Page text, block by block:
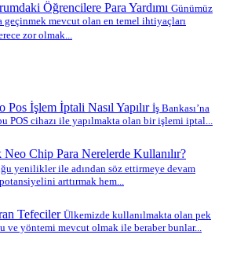
Öğrencilere Para Yardımı Günümüz
geçinmek mevcut olan en temel ihtiyaçları
zor olmak...
Pos İşlem İptali Nasıl Yapılır İş Bankası’na
POS cihazı ile yapılmakta olan bir işlemi iptal...
Chip Para Nerelerde Kullanılır?
yenilikler ile adından söz ettirmeye devam
arttırmak hem...
Tefeciler Ülkemizde kullanılmakta olan pek
ve yöntemi mevcut olmak ile beraber bunlar...